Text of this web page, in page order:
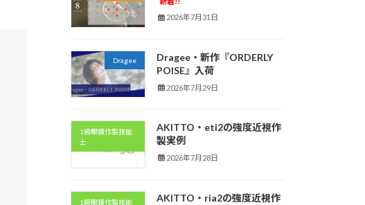
2026年7月31日
Dragee
Dragee・新作『ORDERLY
POISE』入荷
2026年7月29日
1級眼鏡作製技能
士
AKITTO・eti2の強度近視作
製実例
2026年7月28日
1級眼鏡作製技能
AKITTO・ria2の強度近視作